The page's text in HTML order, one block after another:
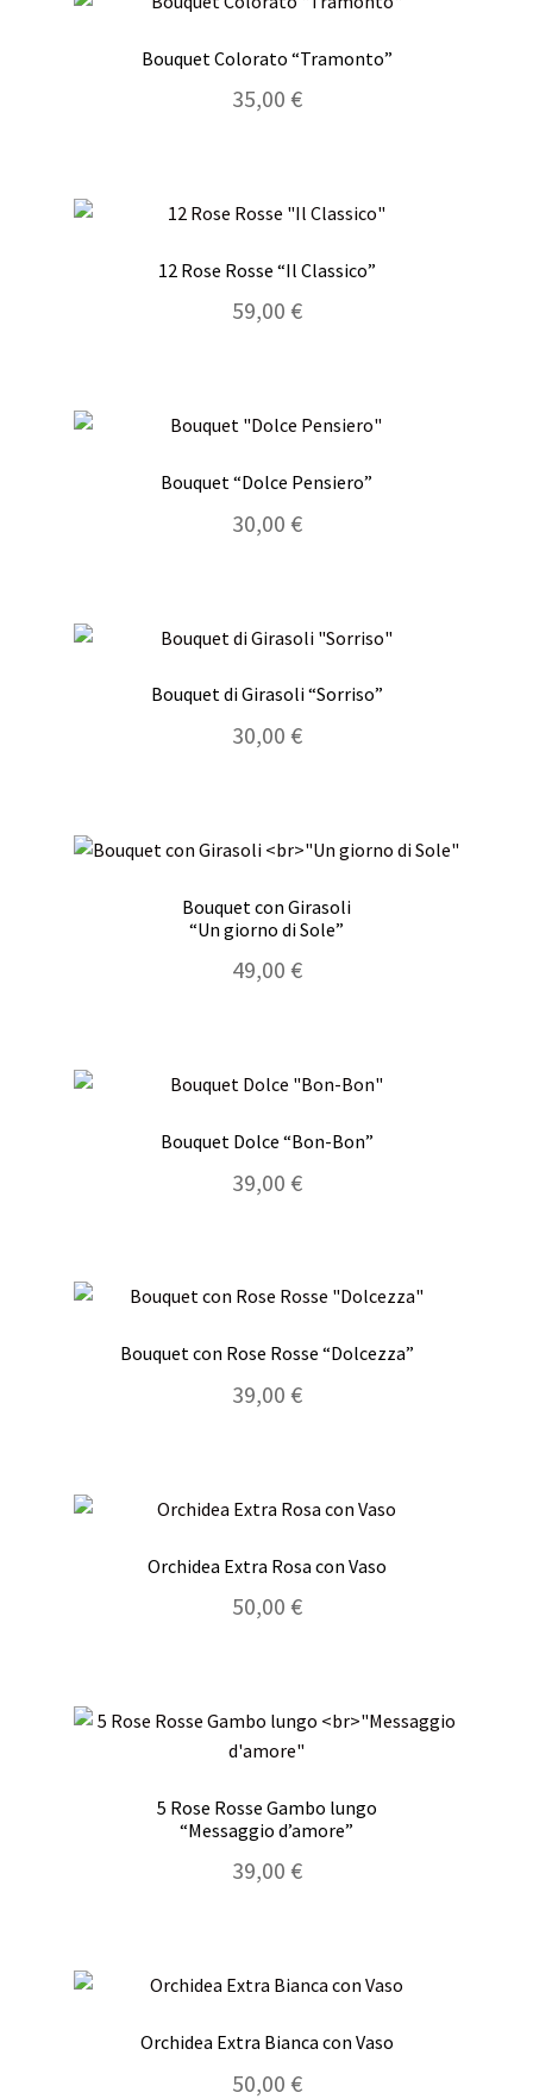
Bouquet Colorato “Tramonto”
35,00 €
12 Rose Rosse “Il Classico”
59,00 €
Bouquet “Dolce Pensiero”
30,00 €
Bouquet di Girasoli “Sorriso”
30,00 €
Bouquet con Girasoli
“Un giorno di Sole”
49,00 €
Bouquet Dolce “Bon-Bon”
39,00 €
Bouquet con Rose Rosse “Dolcezza”
39,00 €
Orchidea Extra Rosa con Vaso
50,00 €
5 Rose Rosse Gambo lungo
“Messaggio d’amore”
39,00 €
Orchidea Extra Bianca con Vaso
50,00 €